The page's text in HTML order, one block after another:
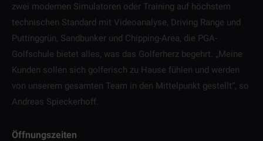
zwei modernen Simulatoren oder Training auf höchstem
technischen Standard mit Videoanalyse, Driving Range und
Puttinggrün, Sandbunker und Chipping-Area, die PGA-
Golfschule bietet alles, was das Golferherz begehrt. „Meine
Kunden sollen sich golferisch zu Hause fühlen und werden
von unserem gesamten Team in den Mittelpunkt gestellt“, so
Andreas Spieckerhoff.
Öffnungszeiten